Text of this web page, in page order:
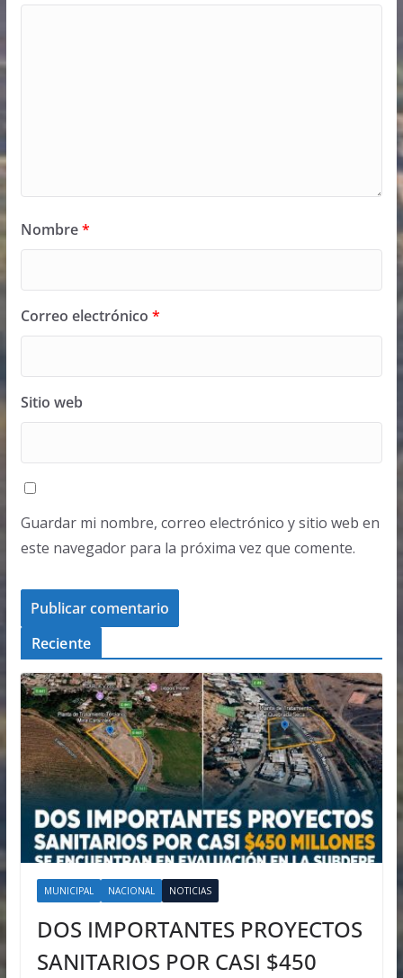
Nombre*
Correo electrónico *
Sitio web
Guardar mi nombre, correo electrónico y sitio web en
este navegador para la próxima vez que comente.
Reciente
MUNICIPAL NACIONAL NOTICIAS
DOS IMPORTANTES PROYECTOS
SANITARIOS POR CASI $450